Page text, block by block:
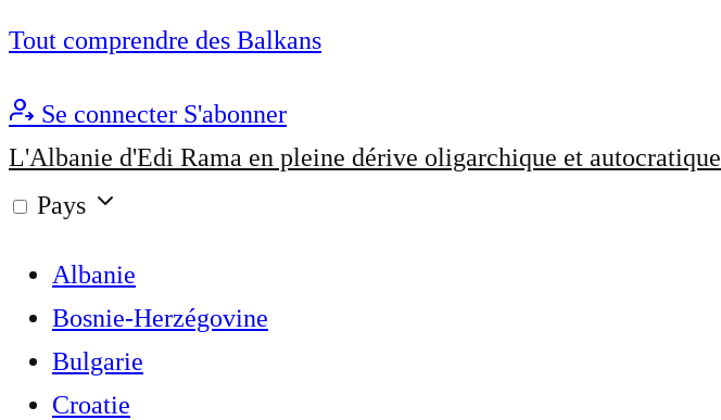
Tout comprendre des Balkans
Se connecter S'abonner
L'Albanie d'Edi Rama en pleine dérive oligarchique et autocratique
Pays
Albanie
Bosnie-Herzégovine
Bulgarie
Croatie